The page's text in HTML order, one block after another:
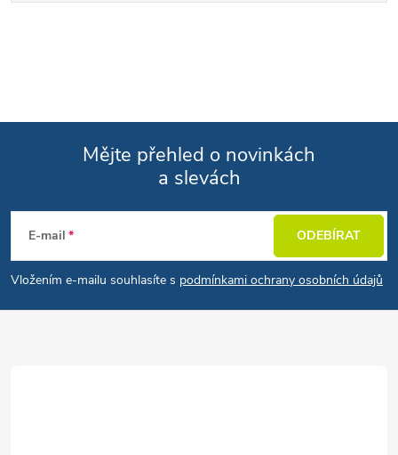
Mějte přehled o novinkách
a slevách
E-mail
Vložením e-mailu souhlasíte s podmínkami ochrany osobních údajů
ODEBÍRAT